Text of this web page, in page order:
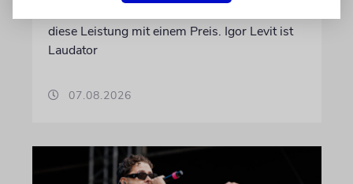
diese Leistung mit einem Preis. Igor Levit ist
Laudator
07.08.2026